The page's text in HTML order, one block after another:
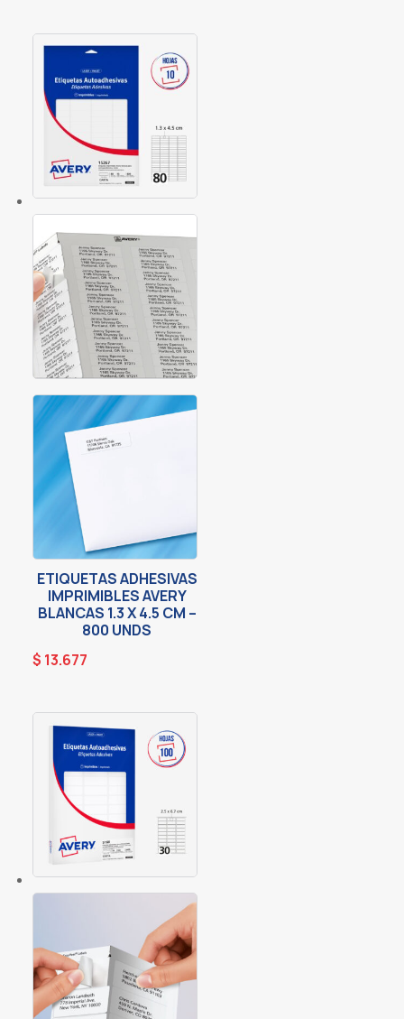
ETIQUETAS ADHESIVAS
IMPRIMIBLES AVERY
BLANCAS 1.3 X 4.5 CM –
800 UNDS
$ 13.677